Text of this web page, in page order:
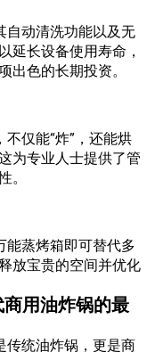
自动清洗功能以及无
延长设备使用寿命，
出色的长期投资。
仅能“炸”，还能烘
为专业人士提供了管
。
能蒸烤箱即可替代多
放宝贵的空间并优化
用油炸锅的最
传统油炸锅，更是商